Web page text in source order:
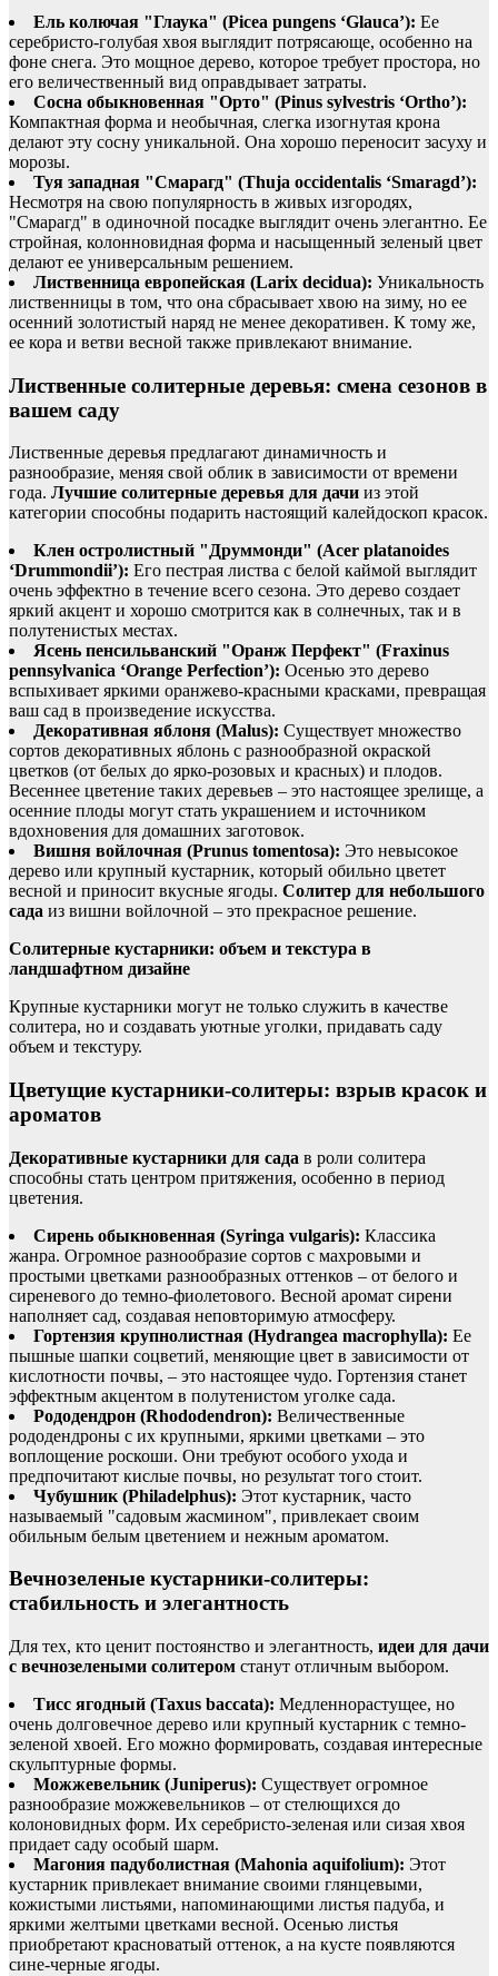
Ель колючая "Глаука" (Picea pungens ‘Glauca’): Ее
серебристо-голубая хвоя выглядит потрясающе, особенно на
фоне снега. Это мощное дерево, которое требует простора, но
его величественный вид оправдывает затраты.
Сосна обыкновенная "Орто" (Pinus sylvestris ‘Ortho’):
Компактная форма и необычная, слегка изогнутая крона
делают эту сосну уникальной. Она хорошо переносит засуху и
морозы.
Туя западная "Смарагд" (Thuja occidentalis ‘Smaragd’):
Несмотря на свою популярность в живых изгородях,
"Смарагд" в одиночной посадке выглядит очень элегантно. Ее
стройная, колонновидная форма и насыщенный зеленый цвет
делают ее универсальным решением.
Лиственница европейская (Larix decidua): Уникальность
лиственницы в том, что она сбрасывает хвою на зиму, но ее
осенний золотистый наряд не менее декоративен. К тому же,
ее кора и ветви весной также привлекают внимание.
Лиственные солитерные деревья: смена сезонов в
вашем саду
Лиственные деревья предлагают динамичность и
разнообразие, меняя свой облик в зависимости от времени
года. Лучшие солитерные деревья для дачи из этой
категории способны подарить настоящий калейдоскоп красок.
Клен остролистный "Друммонди" (Acer platanoides
‘Drummondii’): Его пестрая листва с белой каймой выглядит
очень эффектно в течение всего сезона. Это дерево создает
яркий акцент и хорошо смотрится как в солнечных, так и в
полутенистых местах.
Ясень пенсильванский "Оранж Перфект" (Fraxinus
pennsylvanica ‘Orange Perfection’): Осенью это дерево
вспыхивает яркими оранжево-красными красками, превращая
ваш сад в произведение искусства.
Декоративная яблоня (Malus): Существует множество
сортов декоративных яблонь с разнообразной окраской
цветков (от белых до ярко-розовых и красных) и плодов.
Весеннее цветение таких деревьев – это настоящее зрелище, а
осенние плоды могут стать украшением и источником
вдохновения для домашних заготовок.
Вишня войлочная (Prunus tomentosa): Это невысокое
дерево или крупный кустарник, который обильно цветет
весной и приносит вкусные ягоды. Солитер для небольшого
сада из вишни войлочной – это прекрасное решение.
Солитерные кустарники: объем и текстура в
ландшафтном дизайне
Крупные кустарники могут не только служить в качестве
солитера, но и создавать уютные уголки, придавать саду
объем и текстуру.
Цветущие кустарники-солитеры: взрыв красок и
ароматов
Декоративные кустарники для сада в роли солитера
способны стать центром притяжения, особенно в период
цветения.
Сирень обыкновенная (Syringa vulgaris): Классика
жанра. Огромное разнообразие сортов с махровыми и
простыми цветками разнообразных оттенков – от белого и
сиреневого до темно-фиолетового. Весной аромат сирени
наполняет сад, создавая неповторимую атмосферу.
Гортензия крупнолистная (Hydrangea macrophylla): Ее
пышные шапки соцветий, меняющие цвет в зависимости от
кислотности почвы, – это настоящее чудо. Гортензия станет
эффектным акцентом в полутенистом уголке сада.
Рододендрон (Rhododendron): Величественные
рододендроны с их крупными, яркими цветками – это
воплощение роскоши. Они требуют особого ухода и
предпочитают кислые почвы, но результат того стоит.
Чубушник (Philadelphus): Этот кустарник, часто
называемый "садовым жасмином", привлекает своим
обильным белым цветением и нежным ароматом.
Вечнозеленые кустарники-солитеры:
стабильность и элегантность
Для тех, кто ценит постоянство и элегантность, идеи для дачи
с вечнозелеными солитером станут отличным выбором.
Тисс ягодный (Taxus baccata): Медленнорастущее, но
очень долговечное дерево или крупный кустарник с темно-
зеленой хвоей. Его можно формировать, создавая интересные
скульптурные формы.
Можжевельник (Juniperus): Существует огромное
разнообразие можжевельников – от стелющихся до
колоновидных форм. Их серебристо-зеленая или сизая хвоя
придает саду особый шарм.
Магония падуболистная (Mahonia aquifolium): Этот
кустарник привлекает внимание своими глянцевыми,
кожистыми листьями, напоминающими листья падуба, и
яркими желтыми цветками весной. Осенью листья
приобретают красноватый оттенок, а на кусте появляются
сине-черные ягоды.